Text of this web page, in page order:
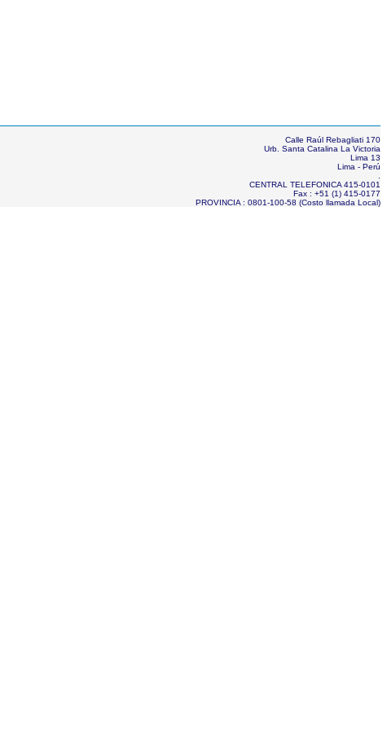
Calle Raúl Rebagliati 170
Urb. Santa Catalina La Victoria
Lima 13
Lima - Perú
CENTRAL TELEFONICA 415-0101
Fax : +51 (1) 415-0177
PROVINCIA : 0801-100-58 (Costo llamada Local)